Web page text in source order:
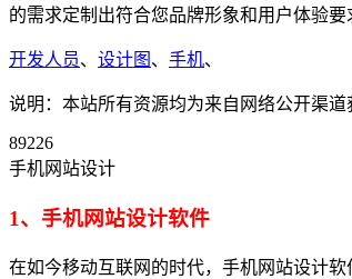
的需求定制出符合您品牌形象和用户体验
开发人员、 设计图 、 手机、
说明：本站所有资源均为来自网络公开渠
89226
手机网站设计
1、手机网站设计软件
在如今移动互联网的时代，手机网站设计